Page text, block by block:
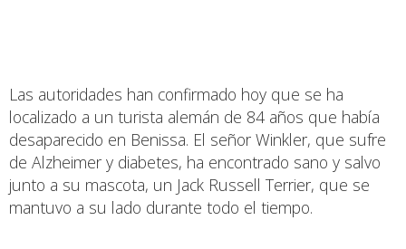
Las autoridades han confirmado hoy que se ha
localizado a un turista alemán de 84 años que había
desaparecido en Benissa. El señor Winkler, que sufre
de Alzheimer y diabetes, ha encontrado sano y salvo
junto a su mascota, un Jack Russell Terrier, que se
mantuvo a su lado durante todo el tiempo.